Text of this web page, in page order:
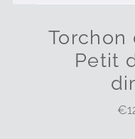
Torchon
Petit